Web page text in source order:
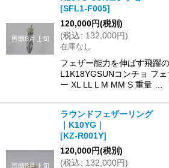
[SFL1-F005]
120,000円(税別)
(税込: 132,000円)
在庫なし
フェザー能力を伸ばす飛躍
L1K18YGSUNコンチョ フ
ー XL LL L M MM S 重量 …
ラウンドフェザーリング
｜K10YG｜
[KZ-R001Y]
120,000円(税別)
(税込: 132,000円)